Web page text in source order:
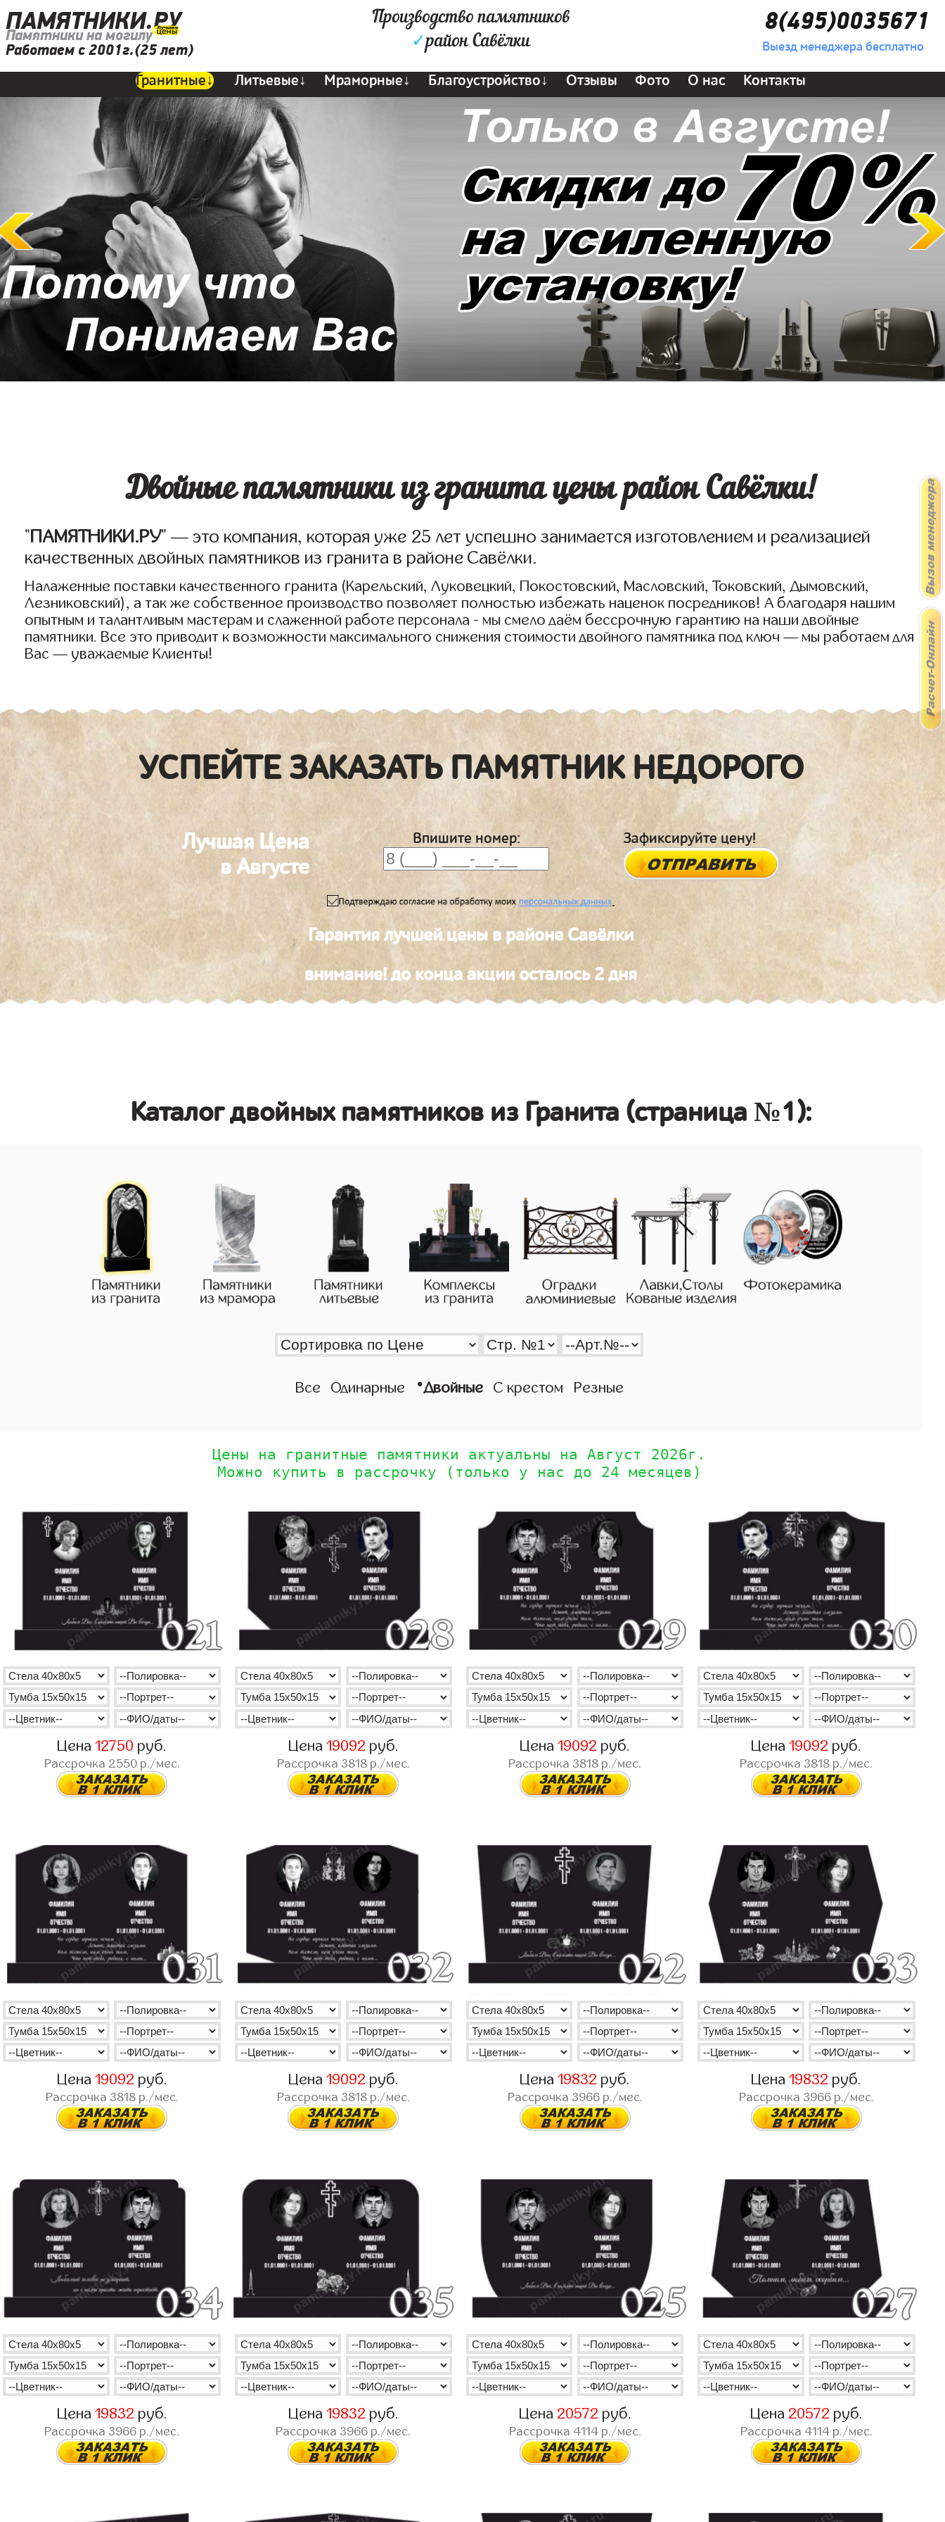
ПАМЯТНИКИ.РУ
Памятники на могилу
Работаем с 2001г.(25 лет)
Производство памятников
✓район Савёлки
8(495)0035671
Выезд менеджера бесплатно
Гранитные↓ Литьевые↓ Мраморные↓ Благоустройство↓ Отзывы Фото О нас Контакты
Двойные памятники из гранита цены район Савёлки!
"ПАМЯТНИКИ.РУ" — это компания, которая уже 25 лет успешно занимается изготовлением и реализацией
качественных двойных памятников из гранита в районе Савёлки.
Налаженные поставки качественного гранита (Карельский, Луковецкий, Покостовский, Масловский, Токовский, Дымовский,
Лезниковский), а так же собственное производство позволяет полностью избежать наценок посредников! А благодаря нашим
опытным и талантливым мастерам и слаженной работе персонала - мы смело даём бессрочную гарантию на наши двойные
памятники. Все это приводит к возможности максимального снижения стоимости двойного памятника под ключ — мы работаем для
Вас — уважаемые Клиенты!
УСПЕЙТЕ ЗАКАЗАТЬ ПАМЯТНИК НЕДОРОГО
Лучшая Цена
в Августе
Впишите номер: Зафиксируйте цену!
.
Гарантия лучшей цены в районе Савёлки
внимание! до конца акции осталось 2 дня
Каталог двойных памятников из Гранита (страница №1):
Все Одинарные •Двойные С крестом Резные
Цены на гранитные памятники актуальны на Август 2026г.
Можно купить в рассрочку (только у нас до 24 месяцев)
Цена12750 руб.
Рассрочка 2550р./мес.
Цена 19092 руб.
Рассрочка 3818р./мес.
Цена19092 руб.
Рассрочка 3818 р./мес.
Цена19092 руб.
Рассрочка 3818 р./мес.
Цена 19092 руб.
Рассрочка 3818р./мес.
Цена 19092 руб.
Рассрочка 3818р./мес.
Цена19832 руб.
Рассрочка 3966р./мес.
Цена19832 руб.
Рассрочка 3966р./мес.
Цена 19832 руб.
Рассрочка 3966 р./мес.
Цена 19832 руб.
Рассрочка 3966 р./мес.
Цена 20572 руб.
Рассрочка 4114р./мес.
Цена 20572 руб.
Рассрочка 4114р./мес.